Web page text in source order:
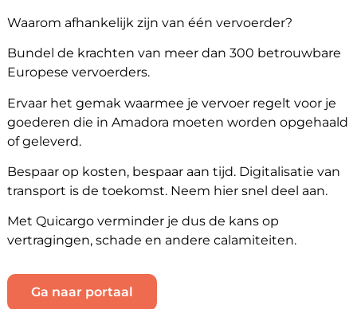
Waarom afhankelijk zijn van één vervoerder?
Bundel de krachten van meer dan 300 betrouwbare
Europese vervoerders.
Ervaar het gemak waarmee je vervoer regelt voor je
goederen die in Amadora moeten worden opgehaald
of geleverd.
Bespaar op kosten, bespaar aan tijd. Digitalisatie van
transport is de toekomst. Neem hier snel deel aan.
Met Quicargo verminder je dus de kans op
vertragingen, schade en andere calamiteiten.
Ga naar portaal